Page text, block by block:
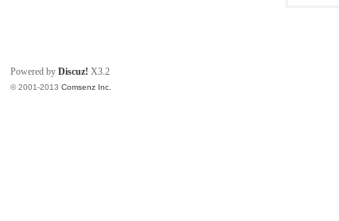
Powered byDiscuz! X3.2
© 2001-2013Comsenz Inc.